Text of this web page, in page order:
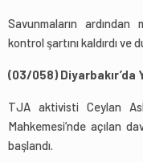
Savunmaların
kontrol şartını kaldırdı ve
(03/058) Diyarbakır’da
TJA aktivisti Ceylan
Mahkemesi’nde açılan
başlandı.